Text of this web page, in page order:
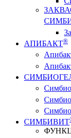
АПИБАКТ®
СИМБИВИТ